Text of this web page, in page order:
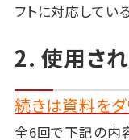
フトに対応してい
2. 使用さ
続きは資料をダ
全6回で下記の内